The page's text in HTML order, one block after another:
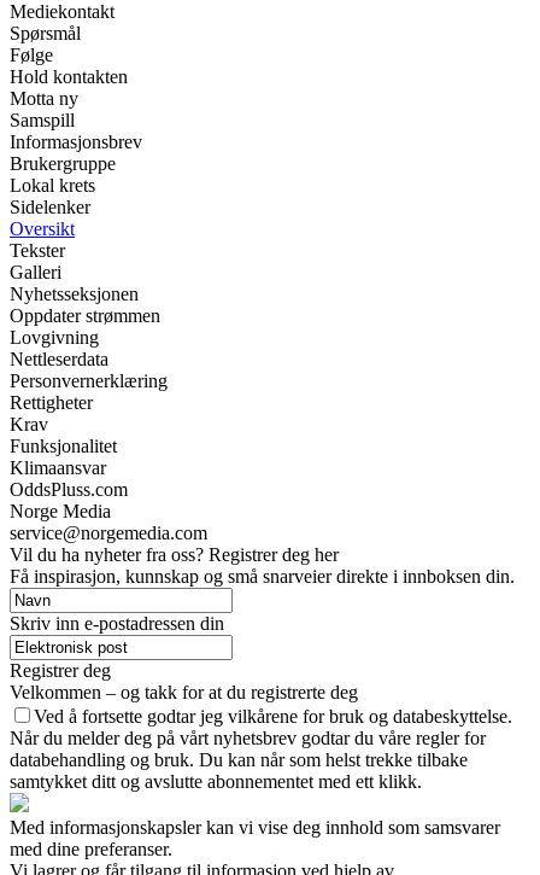
Mediekontakt
Spørsmål
Følge
Hold kontakten
Motta ny
Samspill
Informasjonsbrev
Brukergruppe
Lokal krets
Sidelenker
Oversikt
Tekster
Galleri
Nyhetsseksjonen
Oppdater strømmen
Lovgivning
Nettleserdata
Personvernerklæring
Rettigheter
Krav
Funksjonalitet
Klimaansvar
OddsPluss.com
Norge Media
service@norgemedia.com
Vil du ha nyheter fra oss? Registrer deg her
Få inspirasjon, kunnskap og små snarveier direkte i innboksen din.
Skriv inn e-postadressen din
Registrer deg
Velkommen – og takk for at du registrerte deg
Ved å fortsette godtar jeg vilkårene for bruk og databeskyttelse.
Når du melder deg på vårt nyhetsbrev godtar du våre regler for
databehandling og bruk. Du kan når som helst trekke tilbake
samtykket ditt og avslutte abonnementet med ett klikk.
Med informasjonskapsler kan vi vise deg innhold som samsvarer
med dine preferanser.
Vi lagrer og får tilgang til informasjon ved hjelp av